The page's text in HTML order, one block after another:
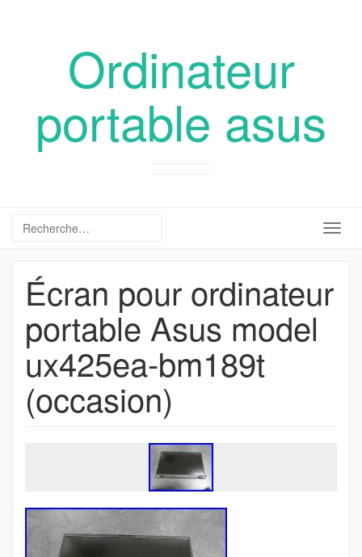
Ordinateur
portable asus
Écran pour ordinateur
portable Asus model
ux425ea-bm189t
(occasion)